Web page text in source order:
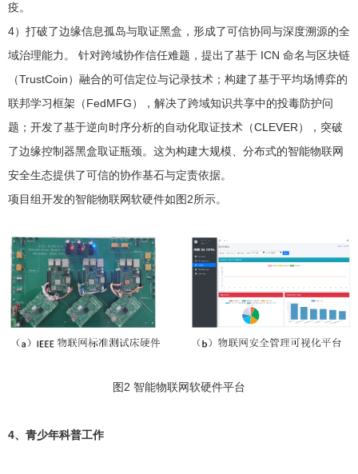
疫。
4）打破了边缘信息孤岛与取证黑盒，形成了可信协同与深度溯源的全
域治理能力。 针对跨域协作信任难题，提出了基于 ICN 命名与区块链
（TrustCoin）融合的可信定位与记录技术；构建了基于平均场博弈的
联邦学习框架（FedMFG），解决了跨域知识共享中的投毒防护问
题；开发了基于逆向时序分析的自动化取证技术（CLEVER），突破
了边缘控制器黑盒取证瓶颈。这为构建大规模、分布式的智能物联网
安全生态提供了可信的协作基石与定责依据。
项目组开发的智能物联网软硬件如图2所示。
图2 智能物联网软硬件平台
4、青少年科普工作